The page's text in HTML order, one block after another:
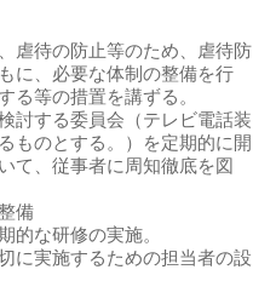
虐待の防止等のため、虐待防
に、必要な体制の整備を行
る等の措置を講ずる。
討する委員会（テレビ電話装
ものとする。）を定期的に開
て、従事者に周知徹底を図
備
的な研修の実施。
に実施するための担当者の設